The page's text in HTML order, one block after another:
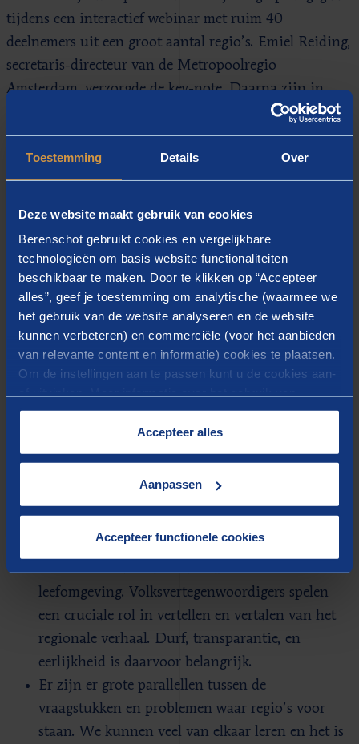
Toestemming Details Over
Deze website maakt gebruik van cookies
Berenschot gebruikt cookies en vergelijkbare
technologieën om basis website functionaliteiten
beschikbaar te maken. Door te klikken op “Accepteer
alles”, geef je toestemming om analytische (waarmee we
het gebruik van de website analyseren en de website
kunnen verbeteren) en commerciële (voor het aanbieden
van relevante content en informatie) cookies te plaatsen.
Om de instellingen aan te passen kunt u de cookies aan-
cookies op onze website treft u in onze
Accepteer alles
Aanpassen
Accepteer functionele cookies
tijdens een interactief webinar met ruim 40
deelnemers uit een groot aantal regio’s. Emiel Reiding,
secretaris-directeur van de Metropoolregio
Amsterdam, verzorgde de key-note. Daarna zijn in
diverse workshops waardevolle gesprekken gevoerd
over regionale samenwerking.
We zetten de belangrijkste inzichten uiteen:
tussen top-down sturing op hoofdlijnen en goede
initiatieven en ideeën van onderop. Dat vergt in
de regionale samenwerking een goede balans
tussen enerzijds structuur en houvast en
anderzijds werken op basis van flexibiliteit en
vertrouwen.
In regio’s maken we de grote opgaven, zoals de
energietransitie en ruimte voor woningbouw,
concreet. Oplossingen hangen vaak met elkaar
samen en vragen dan ook een integrale
benadering. Tegelijkertijd kun je niet alles met
alles verbinden. Kies bewust wanneer je dit wel of
Participatie in de regio is een zoektocht, omdat
mensen zich vooral druk maken om hun directe
leefomgeving. Volksvertegenwoordigers spelen
een cruciale rol in vertellen en vertalen van het
regionale verhaal. Durf, transparantie, en
eerlijkheid is daarvoor belangrijk.
Er zijn er grote parallellen tussen de
vraagstukken en problemen waar regio’s voor
staan. We kunnen veel van elkaar leren en het is